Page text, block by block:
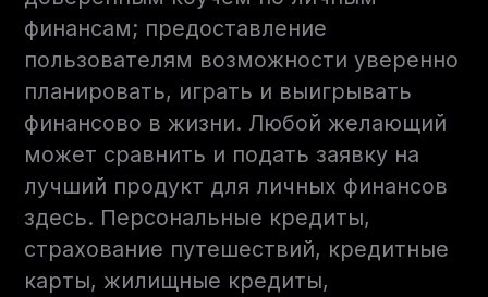
финансам; предоставление
пользователям возможности уверенно
планировать, играть и выигрывать
финансово в жизни. Любой желающий
может сравнить и подать заявку на
лучший продукт для личных финансов
здесь. Персональные кредиты,
страхование путешествий, кредитные
карты, жилищные кредиты,